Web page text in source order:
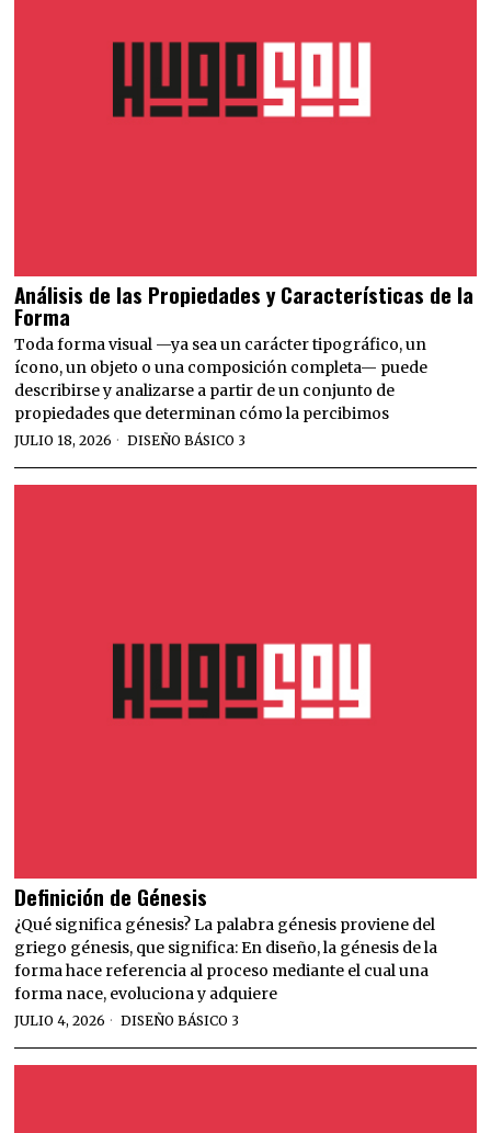
Análisis de las Propiedades y Características de la
Forma
Toda forma visual —ya sea un carácter tipográfico, un
ícono, un objeto o una composición completa— puede
describirse y analizarse a partir de un conjunto de
propiedades que determinan cómo la percibimos
JULIO 18, 2026 DISEÑO BÁSICO 3
Definición de Génesis
¿Qué significa génesis? La palabra génesis proviene del
griego génesis, que significa: En diseño, la génesis de la
forma hace referencia al proceso mediante el cual una
forma nace, evoluciona y adquiere
JULIO 4, 2026 DISEÑO BÁSICO 3